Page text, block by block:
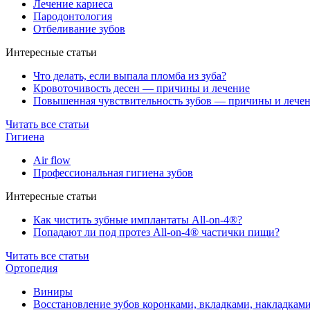
Лечение кариеса
Пародонтология
Отбеливание зубов
Интересные статьи
Что делать, если выпала пломба из зуба?
Кровоточивость десен — причины и лечение
Повышенная чувствительность зубов — причины и
Читать все статьи
Гигиена
Air flow
Профессиональная гигиена зубов
Интересные статьи
Как чистить зубные имплантаты All-on-4®?
Попадают ли под протез All-on-4® частички пищи?
Читать все статьи
Ортопедия
Виниры
Восстановление зубов коронками, вкладками, накладками